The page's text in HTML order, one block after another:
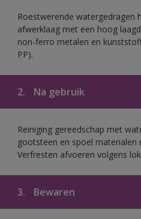
Roestwerende watergedragen
afwerklaag met een hoog
non-ferro metalen en
PP).
2. Na gebruik
Reiniging gereedschap met
gootsteen en spoel materialen
Verfresten afvoeren volgens
3. Bewaren